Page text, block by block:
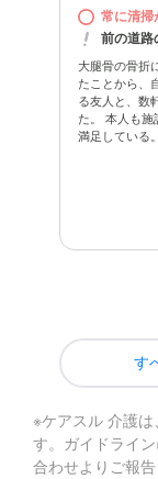
常に清掃
前の道路
大腿骨の骨折
たことから、
る友人と、数
た。 本人も
満足している
す
※ケアスル 介護は、
す。ガイドライ
合わせよりご報告